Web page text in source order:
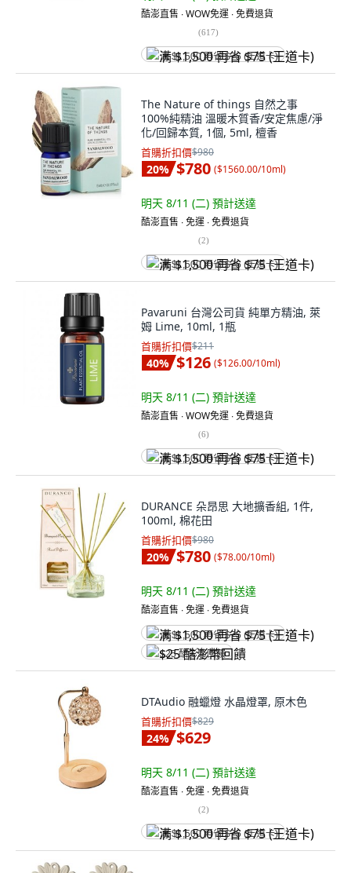
酷澎直售 ∙ WOW免運 ∙ 免費退貨
(617)
满 $1,500 再省 $75 (王道卡)
The Nature of things 自然之事
100%純精油 溫暖木質香/安定焦慮/淨
化/回歸本質, 1個, 5ml, 檀香
首購折扣價$980
20% $780 ($1560.00/10ml)
明天 8/11 (二) 預計送達
酷澎直售 ∙ 免運 ∙ 免費退貨
(2)
满 $1,500 再省 $75 (王道卡)
Pavaruni 台灣公司貨 純單方精油, 萊
姆 Lime, 10ml, 1瓶
首購折扣價$211
40% $126 ($126.00/10ml)
明天 8/11 (二) 預計送達
酷澎直售 ∙ WOW免運 ∙ 免費退貨
(6)
满 $1,500 再省 $75 (王道卡)
DURANCE 朵昂思 大地擴香組, 1件,
100ml, 棉花田
首購折扣價$980
20% $780 ($78.00/10ml)
明天 8/11 (二) 預計送達
酷澎直售 ∙ 免運 ∙ 免費退貨
满 $1,500 再省 $75 (王道卡)
$25 酷澎幣回饋
DTAudio 融蠟燈 水晶燈罩, 原木色
首購折扣價$829
24% $629
明天 8/11 (二) 預計送達
酷澎直售 ∙ 免運 ∙ 免費退貨
(2)
满 $1,500 再省 $75 (王道卡)